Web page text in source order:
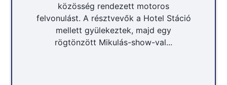
közösség rendezett motoros
felvonulást. A résztvevők a Hotel Stáció
mellett gyülekeztek, majd egy
rögtönzött Mikulás-show-val...